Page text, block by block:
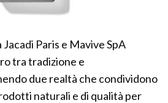
Paris e Mavive SpA
tra tradizione e
due realtà che condividono
naturali e di qualità per